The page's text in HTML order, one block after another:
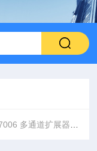
多通道扩展器电子型录